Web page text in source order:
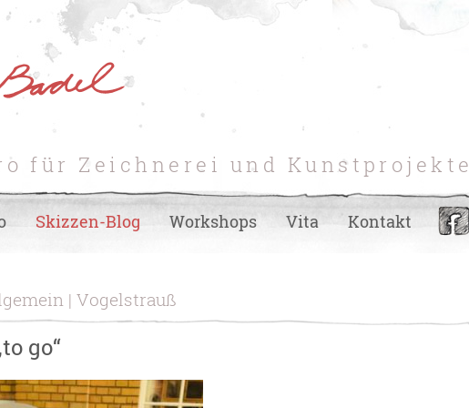
für Zeichnerei und Kunstprojekte
Skizzen-Blog Workshops Vita Kontakt
| Vogelstrauß
go“